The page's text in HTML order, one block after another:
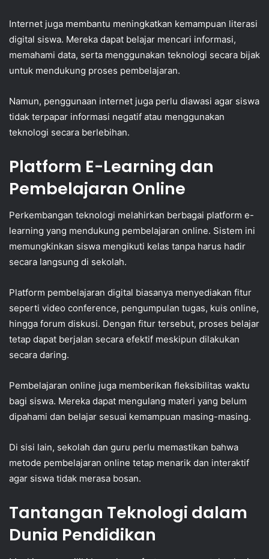
Internet juga membantu meningkatkan kemampuan literasi
digital siswa. Mereka dapat belajar mencari informasi,
memahami data, serta menggunakan teknologi secara bijak
untuk mendukung proses pembelajaran.
Namun, penggunaan internet juga perlu diawasi agar siswa
tidak terpapar informasi negatif atau menggunakan
teknologi secara berlebihan.
Platform E-Learning dan
Pembelajaran Online
Perkembangan teknologi melahirkan berbagai platform e-
learning yang mendukung pembelajaran online. Sistem ini
memungkinkan siswa mengikuti kelas tanpa harus hadir
secara langsung di sekolah.
Platform pembelajaran digital biasanya menyediakan fitur
seperti video conference, pengumpulan tugas, kuis online,
hingga forum diskusi. Dengan fitur tersebut, proses belajar
tetap dapat berjalan secara efektif meskipun dilakukan
secara daring.
Pembelajaran online juga memberikan fleksibilitas waktu
bagi siswa. Mereka dapat mengulang materi yang belum
dipahami dan belajar sesuai kemampuan masing-masing.
Di sisi lain, sekolah dan guru perlu memastikan bahwa
metode pembelajaran online tetap menarik dan interaktif
agar siswa tidak merasa bosan.
Tantangan Teknologi dalam
Dunia Pendidikan